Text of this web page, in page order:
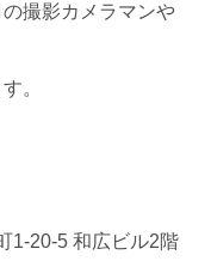
撮影カメラマンや
。
1-20-5 和広ビル2階